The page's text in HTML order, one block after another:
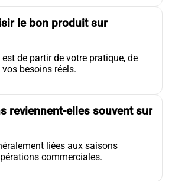
le bon produit sur
de partir de votre pratique, de
besoins réels.
reviennent-elles souvent sur
liées aux saisons
commerciales.